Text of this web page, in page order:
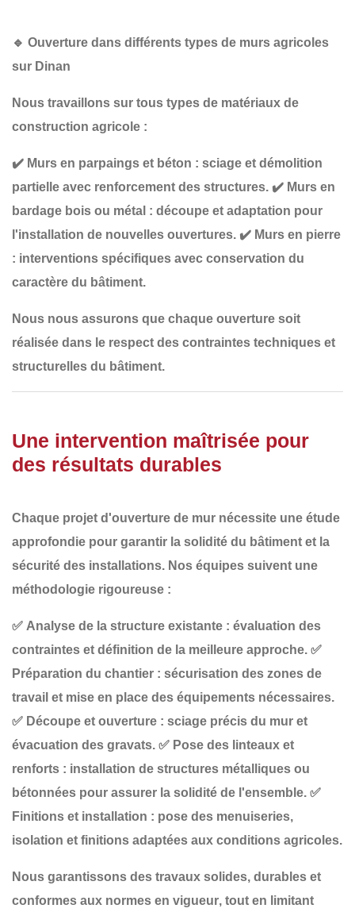
🔹 Ouverture dans différents types de murs agricoles
sur Dinan
Nous travaillons sur tous types de matériaux de
construction agricole :
✔️ Murs en parpaings et béton : sciage et démolition
partielle avec renforcement des structures. ✔️ Murs en
bardage bois ou métal : découpe et adaptation pour
l'installation de nouvelles ouvertures. ✔️ Murs en pierre
: interventions spécifiques avec conservation du
caractère du bâtiment.
Nous nous assurons que chaque ouverture soit
réalisée dans le respect des contraintes techniques et
structurelles du bâtiment.
Une intervention maîtrisée pour
des résultats durables
Chaque projet d'ouverture de mur nécessite une étude
approfondie pour garantir la solidité du bâtiment et la
sécurité des installations. Nos équipes suivent une
méthodologie rigoureuse :
✅ Analyse de la structure existante : évaluation des
contraintes et définition de la meilleure approche. ✅
Préparation du chantier : sécurisation des zones de
travail et mise en place des équipements nécessaires.
✅ Découpe et ouverture : sciage précis du mur et
évacuation des gravats. ✅ Pose des linteaux et
renforts : installation de structures métalliques ou
bétonnées pour assurer la solidité de l'ensemble. ✅
Finitions et installation : pose des menuiseries,
isolation et finitions adaptées aux conditions agricoles.
Nous garantissons des travaux solides, durables et
conformes aux normes en vigueur, tout en limitant